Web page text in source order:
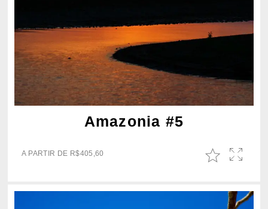
Amazonia #5
A PARTIR DE R$405,60